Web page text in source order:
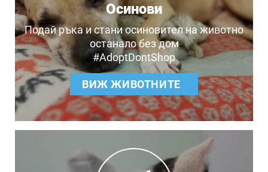
Осинови
Подай ръка и стани осиновител на животно
останало без дом
#AdoptDontShop
ВИЖ ЖИВОТНИТЕ